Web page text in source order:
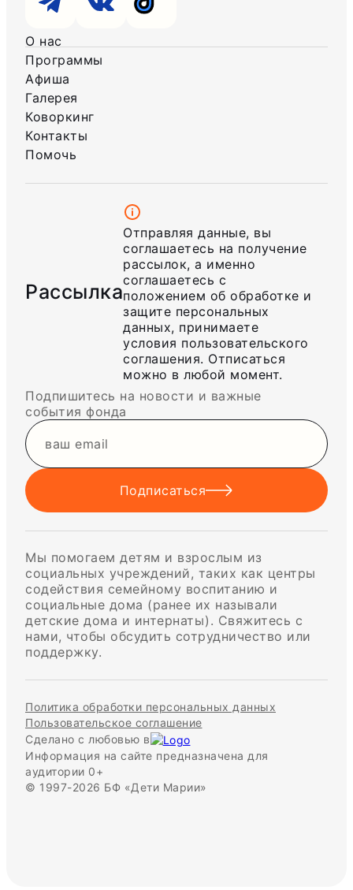
О нас
Программы
Афиша
Галерея
Коворкинг
Контакты
Помочь
Рассылка
Отправляя данные, вы
соглашаетесь на получение
рассылок, а именно
соглашаетесь с
положением об обработке и
защите персональных
данных, принимаете
условия пользовательского
соглашения. Отписаться
можно в любой момент.
Подпишитесь на новости и важные
события фонда
Подписаться
Мы помогаем детям и взрослым из
социальных учреждений, таких как центры
содействия семейному воспитанию и
социальные дома (ранее их называли
детские дома и интернаты). Свяжитесь с
нами, чтобы обсудить сотрудничество или
поддержку.
Политика обработки персональных данных
Пользовательское соглашение
Сделано с любовью в
Информация на сайте предназначена для
аудитории 0+
© 1997-2026 БФ «Дети Марии»